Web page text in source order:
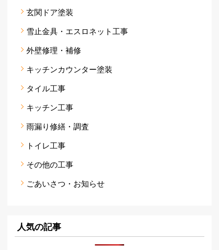
玄関ドア塗装
雪止金具・エスロネット工事
外壁修理・補修
キッチンカウンター塗装
タイル工事
キッチン工事
雨漏り修繕・調査
トイレ工事
その他の工事
ごあいさつ・お知らせ
人気の記事